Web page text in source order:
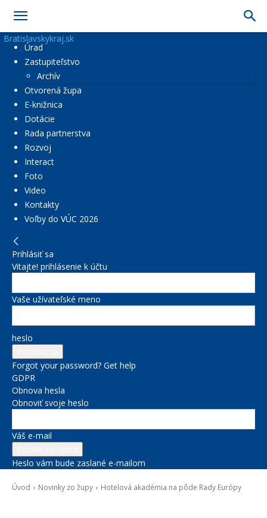
Bratislavskykraj.sk
Úrad
Zastupiteľstvo
Archív
Otvorená župa
E-knižnica
Dotácie
Rada partnerstva
Rozvoj
Interact
Foto
Video
Kontakty
Voľby do VÚC 2026
Prihlásiť sa
Vitajte! prihlásenie k účtu
Vaše užívateľské meno
heslo
Forgot your password? Get help
GDPR
Obnova hesla
Obnoviť svoje heslo
Váš e-mail
Heslo vám bude zaslané e-mailom
Úvod Novinky zo župy Hotelová akadémia na pôde Rady Európy